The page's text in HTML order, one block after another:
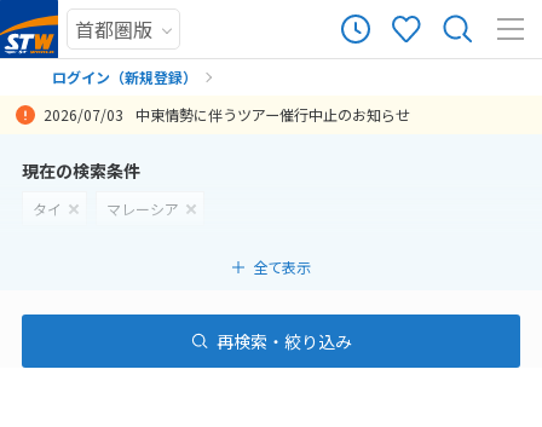
ログイン（新規登録）
まだ登録がありません
2026/07/03 中東情勢に伴うツアー催行中止のお知らせ
現在の検索条件
タイ マレーシア
全て表示
再検索・絞り込み